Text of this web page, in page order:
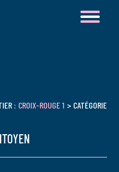
: CROIX-ROUGE 1 > CATÉGORIE